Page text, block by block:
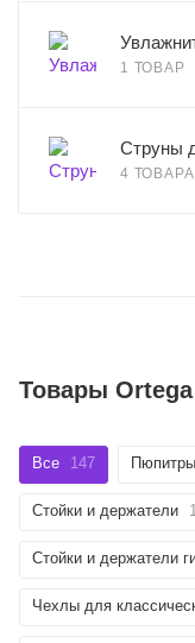
1 ТОВАР
Струны
4 ТОВАРА
Товары
Все 147
Стойки и держатели
Стойки и держатели
Чехлы для